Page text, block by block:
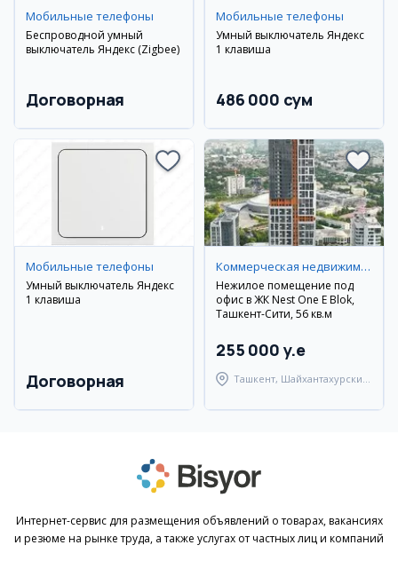
Мобильные телефоны
Беспроводной умный
выключатель Яндекс (Zigbee)
Договорная
Мобильные телефоны
Умный выключатель Яндекс
1 клавиша
486 000 сум
Мобильные телефоны
Умный выключатель Яндекс
1 клавиша
Договорная
Коммерческая недвижимость
Нежилое помещение под
офис в ЖК Nest One E Blok,
Ташкент-Сити, 56 кв.м
255 000 y.e
Ташкент, Шайхантахурский
Интернет-сервис для размещения объявлений о товарах, вакансиях
и резюме на рынке труда, а также услугах от частных лиц и компаний